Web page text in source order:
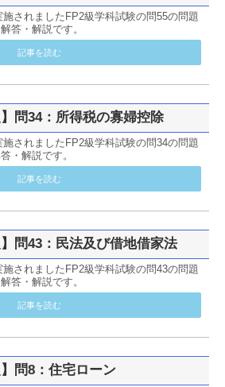
されましたFP2級学科試験の問55の問題
答・解説です。
記事を読む
】問34：所得税の寡婦控除
されましたFP2級学科試験の問34の問題
・解説です。
記事を読む
】問43：民法及び借地借家法
されましたFP2級学科試験の問43の問題
答・解説です。
記事を読む
】問8：住宅ローン